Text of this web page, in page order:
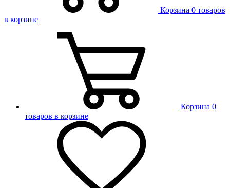
Корзина 0 товаров
в корзине
Корзина 0
товаров в корзине